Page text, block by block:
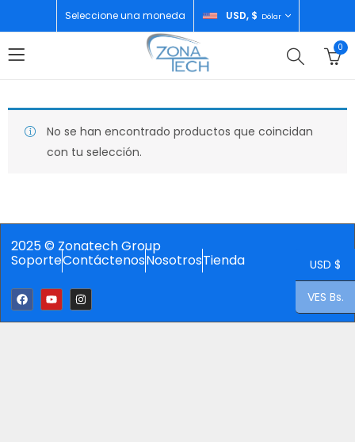
Seleccione una moneda USD, $ Dólar
0
No se han encontrado productos que coincidan
con tu selección.
2025 © Zonatech Group
SoporteContáctenosNosotrosTienda USD $
VES Bs.